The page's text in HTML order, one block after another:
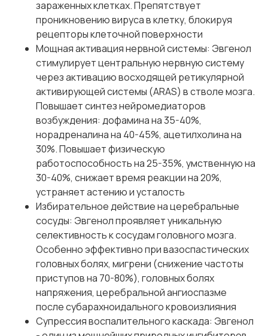
зараженных клетках. Препятствует
проникновению вируса в клетку, блокируя
рецепторы клеточной поверхности
Мощная активация нервной системы: Эвгенол
стимулирует центральную нервную систему
через активацию восходящей ретикулярной
активирующей системы (ARAS) в стволе мозга.
Повышает синтез нейромедиаторов
возбуждения: дофамина на 35-40%,
норадреналина на 40-45%, ацетилхолина на
30%. Повышает физическую
работоспособность на 25-35%, умственную на
30-40%, снижает время реакции на 20%,
устраняет астению и усталость
Избирательное действие на церебральные
сосуды: Эвгенол проявляет уникальную
селективность к сосудам головного мозга.
Особенно эффективно при вазоспастических
головных болях, мигрени (снижение частоты
приступов на 70-80%), головных болях
напряжения, церебральной ангиоспазме
после субарахноидального кровоизлияния
Супрессия воспалительного каскада: Эвгенол